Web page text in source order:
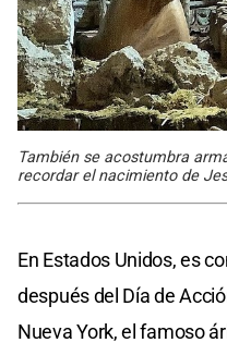
También se acostumbra
recordar el nacimiento de
En Estados Unidos, es
después del Día de
Nueva York, el famoso